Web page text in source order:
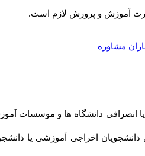
آموزش و پرورش لازم است.
دانشگاه ها و مؤسسات آموزش
اخراجی آموزشی یا دانشجوی